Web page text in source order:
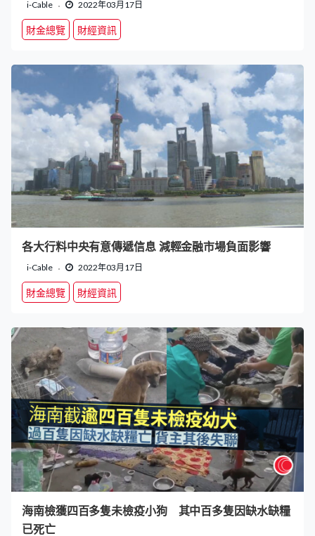
i-Cable 2022年03月17日
財金總覽 財經資訊
各大行料中央有意傳遞信息 減輕金融市場負面影響
i-Cable 2022年03月17日
財金總覽 財經資訊
海南檢獲四百多隻未檢疫小狗 其中百多隻因缺水缺糧
已死亡